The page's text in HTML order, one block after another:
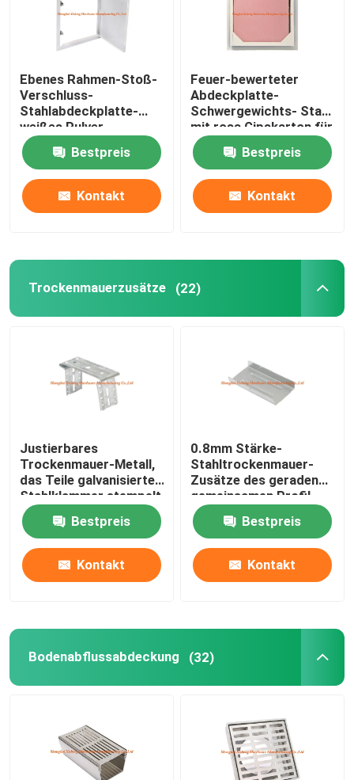
Ebenes Rahmen-Stoß-
Verschluss-
Stahlabdeckplatte-
weißes Pulver-
überzogene
Schattenfuge
Bestpreis
Kontakt
Feuer-bewerteter
Abdeckplatte-
Schwergewichts- Stahl
mit rosa Gipskarton für
Trockenmauer
Bestpreis
Kontakt
Trockenmauerzusätze (22)
Justierbares
Trockenmauer-Metall,
das Teile galvanisierte
Stahlklammer stempelt
Bestpreis
Kontakt
0.8mm Stärke-
Stahltrockenmauer-
Zusätze des geraden
gemeinsamen Profil-
Bestpreis
Kontakt
Bodenabflussabdeckung (32)